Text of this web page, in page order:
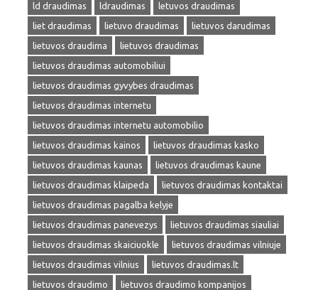
ld draudimas
ldraudimas
letuvos draudimas
liet draudimas
lietuvo draudimas
lietuvos darudimas
lietuvos draudima
lietuvos draudimas
lietuvos draudimas automobiliui
lietuvos draudimas gyvybes draudimas
lietuvos draudimas internetu
lietuvos draudimas internetu automobilio
lietuvos draudimas kainos
lietuvos draudimas kasko
lietuvos draudimas kaunas
lietuvos draudimas kaune
lietuvos draudimas klaipeda
lietuvos draudimas kontaktai
lietuvos draudimas pagalba kelyje
lietuvos draudimas panevezys
lietuvos draudimas siauliai
lietuvos draudimas skaiciuokle
lietuvos draudimas vilniuje
lietuvos draudimas vilnius
lietuvos draudimas.lt
lietuvos draudimo
lietuvos draudimo kompanijos